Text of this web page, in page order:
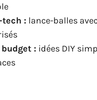
tech : lance-balles
: idées DIY